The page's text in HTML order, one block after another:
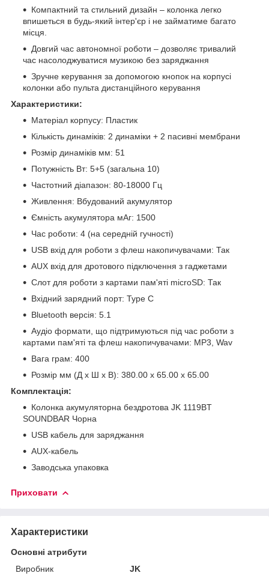
Компактний та стильний дизайн – колонка легко
впишеться в будь-який інтер'єр і не займатиме багато
місця.
Довгий час автономної роботи – дозволяє тривалий
час насолоджуватися музикою без заряджання
Зручне керування за допомогою кнопок на корпусі
колонки або пульта дистанційного керування
Характеристики:
Матеріал корпусу: Пластик
Кількість динаміків: 2 динаміки + 2 пасивні мембрани
Розмір динаміків мм: 51
Потужність Вт: 5+5 (загальна 10)
Частотний діапазон: 80-18000 Гц
Живлення: Вбудований акумулятор
Ємність акумулятора мАг: 1500
Час роботи: 4 (на середній гучності)
USB вхід для роботи з флеш накопичувачами: Так
AUX вхід для дротового підключення з гаджетами
Слот для роботи з картами пам'яті microSD: Так
Вхідний зарядний порт: Type C
Bluetooth версія: 5.1
Аудіо формати, що підтримуються під час роботи з
картами пам'яті та флеш накопичувачами: MP3, Wav
Вага грам: 400
Розмір мм (Д x Ш x В): 380.00 x 65.00 x 65.00
Комплектація:
Колонка акумуляторна бездротова JK 1119BT
SOUNDBAR Чорна
USB кабель для заряджання
AUX-кабель
Заводська упаковка
Приховати
Характеристики
Основні атрибути
Виробник
JK